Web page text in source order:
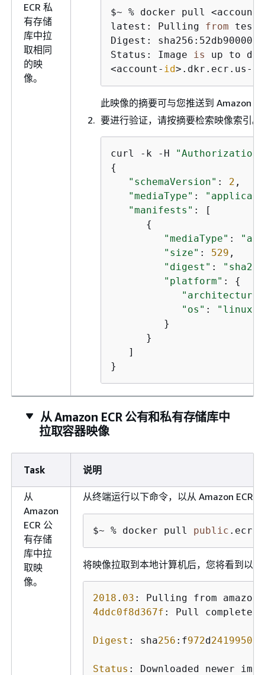
ECR 私
有存储
库中拉
取相同
的映
像。
$~ % docker pull <account-
latest: Pulling from
Digest:
Status: Image is
up to
<account- id>.dkr.ecr.us-
此映像的摘要可与您推送到 Amazon
要进行验证，请按摘要检索映像索引。
curl -k -H
{
"schemaVersion" : 2 ,
"mediaType" :
"manifests" : [
{
"mediaType" :
"size" : 529 ,
"digest" :
"platform" : {
"architecture"
"os" :
"linux"
         }
      }
   ]
}
从 Amazon ECR 公有和私有存储库中
拉取容器映像
Task 说明
从
Amazon
ECR 公
有存储
库中拉
取映
像。
从终端运行以下命令，以从 Amazon ECR
$~ % docker pull public
将映像拉取到本地计算机后，您将看到以
2018 . 03
4ddc0f8d367f : Pull complete
Digest : sha256 :f972d24199508
Status : Downloaded newer